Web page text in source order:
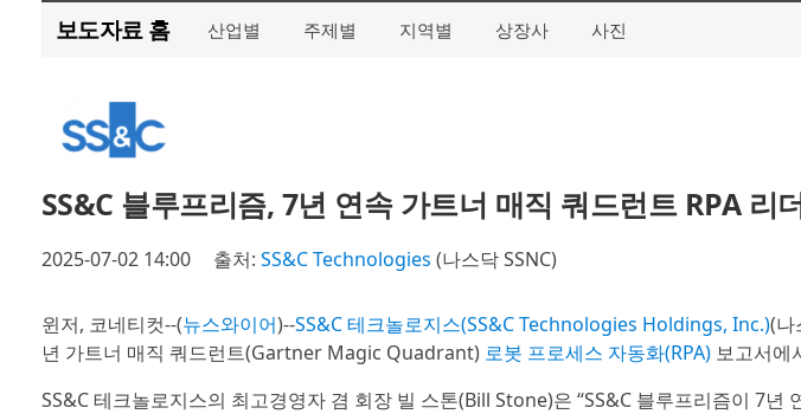
보도자료 홈 산업별 주제별 지역별 상장사 사진
SS&C 블루프리즘, 7년 연속 가트너 매직 쿼드런트 RPA 리
2025-07-02 14:00 출처: SS&C Technologies (나스닥 SSNC)
윈저, 코네티컷--(뉴스와이어)--SS&C 테크놀로지스(SS&C Technologies Holdings, Inc.)(나
년 가트너 매직 쿼드런트(Gartner Magic Quadrant) 로봇 프로세스 자동화(RPA)보고서에
SS&C 테크놀로지스의 최고경영자 겸 회장 빌 스톤(Bill Stone)은 “SS&C 블루프리즘이 7년